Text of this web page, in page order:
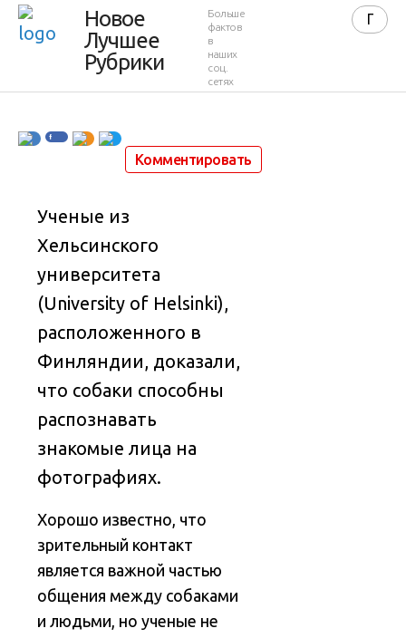
Новое
Лучшее
Рубрики
Больше
фактов
в
наших
соц.
сетях
лица на
фотографиях
Комментировать
Ученые из
Хельсинского
университета
(University of Helsinki),
расположенного в
Финляндии, доказали,
что собаки способны
распознавать
знакомые лица на
фотографиях.
Хорошо известно, что
зрительный контакт
является важной частью
общения между собаками
и людьми, но ученые не